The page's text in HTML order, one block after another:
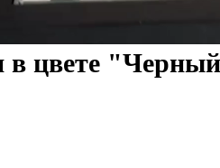
в цвете